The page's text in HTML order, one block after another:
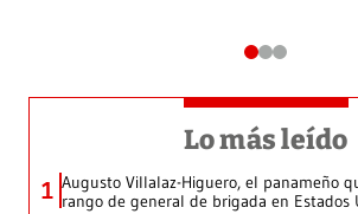
Lo más leído
1 Augusto Villalaz-Higuero, el panameño
rango de general de brigada en Estados